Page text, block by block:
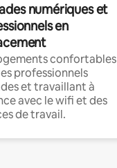
numériques et
en
confortables
professionnels
et travaillant à
avec le wifi et des
de travail.